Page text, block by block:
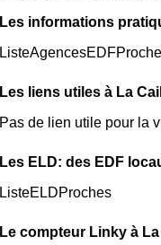
Les informations
Les liens utiles à La
Pas de lien utile pour la
Les ELD: des EDF
ListeELDProches
Le compteur Linky à